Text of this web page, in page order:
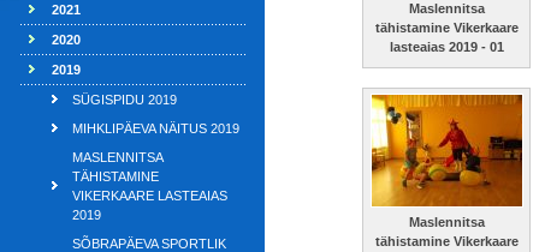
2021
2020
2019
SÜGISPIDU 2019
MIHKLIPÄEVA NÄITUS 2019
MASLENNITSA
TÄHISTAMINE
VIKERKAARE LASTEAIAS
2019
SÕBRAPÄEVA SPORTLIK
Maslennitsa
tähistamine Vikerkaare
lasteaias 2019 - 01
Maslennitsa
tähistamine Vikerkaare